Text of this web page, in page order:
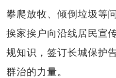
攀爬放牧、倾倒垃圾等
挨家挨户向沿线居民宣
规知识，签订长城保护
群治的力量。